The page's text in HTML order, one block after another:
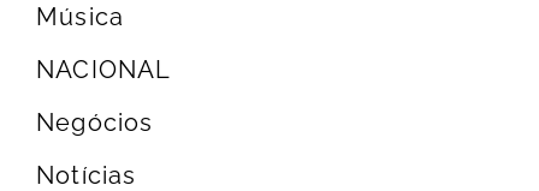
Música
NACIONAL
Negócios
Notícias